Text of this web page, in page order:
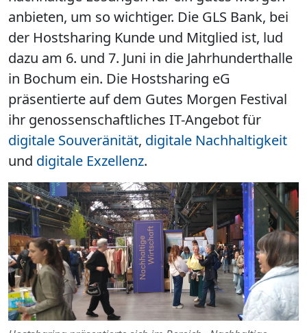
anbieten, um so wichtiger. Die GLS Bank, bei
der Hostsharing Kunde und Mitglied ist, lud
dazu am 6. und 7. Juni in die Jahrhunderthalle
in Bochum ein. Die Hostsharing eG
präsentierte auf dem Gutes Morgen Festival
ihr genossenschaftliches IT-Angebot für
digitale Souveränität, digitale Nachhaltigkeit
und digitale Exzellenz.